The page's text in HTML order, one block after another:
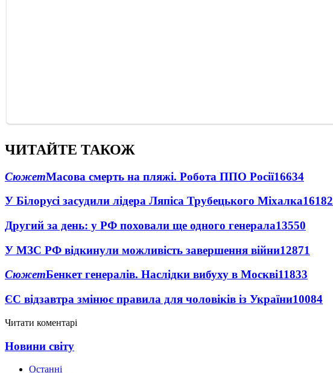
ЧИТАЙТЕ ТАКОЖ
СюжетМасова смерть на пляжі. Робота ППО Росії16634
У Білорусі засудили лідера Ляпіса Трубецького Міхалка16182
Другий за день: у РФ поховали ще одного генерала13550
У МЗС РФ відкинули можливість завершення війни12871
СюжетБенкет генералів. Наслідки вибуху в Москві11833
ЄС відзавтра змінює правила для чоловіків із України10084
Читати коментарі
Новини світу
Останні